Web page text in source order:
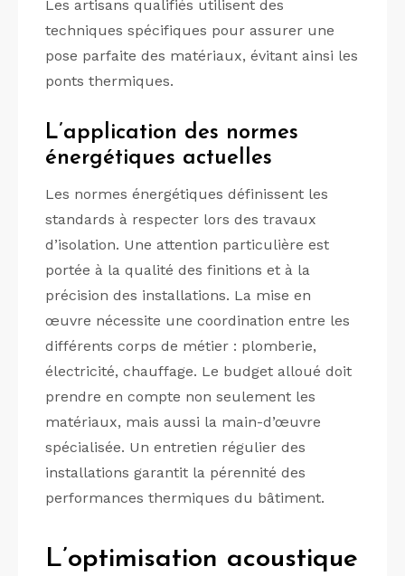
Les artisans qualifiés utilisent des
techniques spécifiques pour assurer une
pose parfaite des matériaux, évitant ainsi les
ponts thermiques.
L’application des normes
énergétiques actuelles
Les normes énergétiques définissent les
standards à respecter lors des travaux
d’isolation. Une attention particulière est
portée à la qualité des finitions et à la
précision des installations. La mise en
œuvre nécessite une coordination entre les
différents corps de métier : plomberie,
électricité, chauffage. Le budget alloué doit
prendre en compte non seulement les
matériaux, mais aussi la main-d’œuvre
spécialisée. Un entretien régulier des
installations garantit la pérennité des
performances thermiques du bâtiment.
L’optimisation acoustique